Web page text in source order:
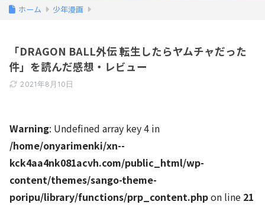
ホーム 少年漫画
「DRAGON BALL外伝 転生したらヤムチャだった
件」を読んだ感想・レビュー
2021年8月10日
Warning: Undefined array key 4 in
/home/onyarimenki/xn--
kck4aa4nk081acvh.com/public_html/wp-
content/themes/sango-theme-
poripu/library/functions/prp_content.phpon line 21